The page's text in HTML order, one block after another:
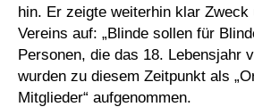
hin. Er zeigte weiterhin klar Zweck
Vereins auf: „Blinde sollen für
Personen, die das 18. Lebensjahr
wurden zu diesem Zeitpunkt als
Mitglieder“ aufgenommen.